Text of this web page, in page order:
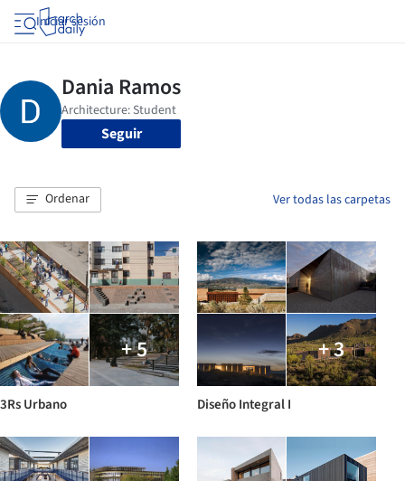
Iniciar sesión
Seguir
Ordenar Ver todas las carpetas
+ 5
3Rs Urbano
+ 3
Diseño Integral I